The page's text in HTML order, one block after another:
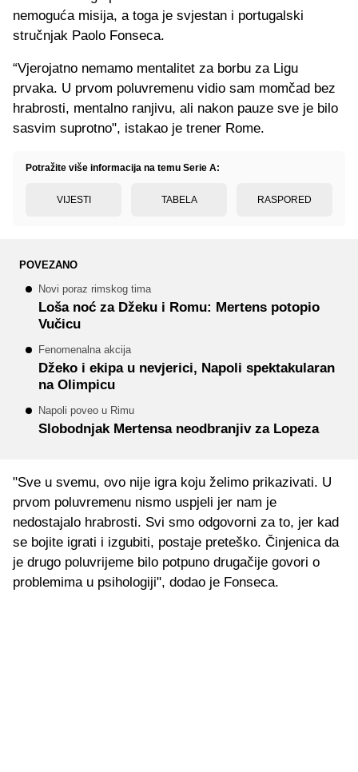
nemoguća misija, a toga je svjestan i portugalski
stručnjak Paolo Fonseca.
“Vjerojatno nemamo mentalitet za borbu za Ligu
prvaka. U prvom poluvremenu vidio sam momčad bez
hrabrosti, mentalno ranjivu, ali nakon pauze sve je bilo
sasvim suprotno", istakao je trener Rome.
Potražite više informacija na temu Serie A:
VIJESTI TABELA RASPORED
POVEZANO
Novi poraz rimskog tima
Loša noć za Džeku i Romu: Mertens potopio
Vučicu
Fenomenalna akcija
Džeko i ekipa u nevjerici, Napoli spektakularan
na Olimpicu
Napoli poveo u Rimu
Slobodnjak Mertensa neodbranjiv za Lopeza
"Sve u svemu, ovo nije igra koju želimo prikazivati. U
prvom poluvremenu nismo uspjeli jer nam je
nedostajalo hrabrosti. Svi smo odgovorni za to, jer kad
se bojite igrati i izgubiti, postaje preteško. Činjenica da
je drugo poluvrijeme bilo potpuno drugačije govori o
problemima u psihologiji", dodao je Fonseca.